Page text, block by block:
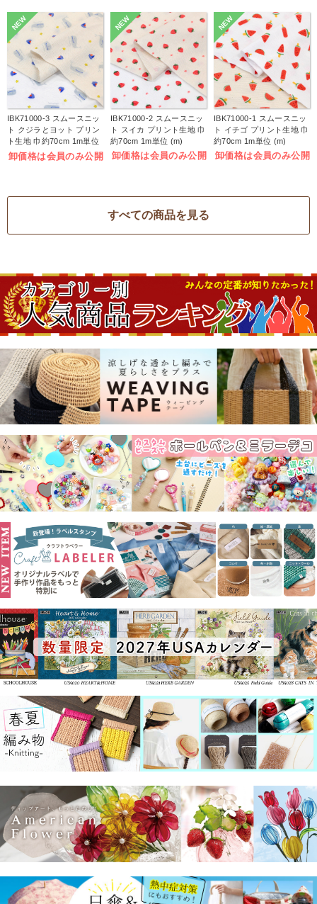
NEW
IBK71000-3 スムースニッ
ト クジラとヨット プリン
ト生地 巾約70cm 1m単位
(m)
卸価格は会員のみ公開
NEW
IBK71000-2 スムースニッ
ト スイカ プリント生地 巾
約70cm 1m単位 (m)
卸価格は会員のみ公開
NEW
IBK71000-1 スムースニッ
ト イチゴ プリント生地 巾
約70cm 1m単位 (m)
卸価格は会員のみ公開
すべての商品を見る